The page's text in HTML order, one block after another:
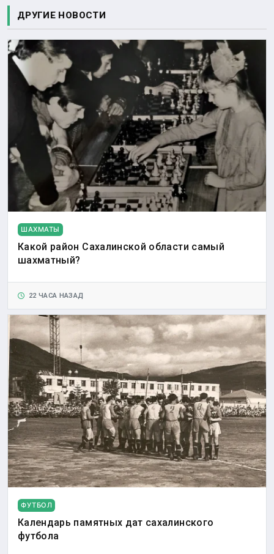
ДРУГИЕ НОВОСТИ
ШАХМАТЫ
Какой район Сахалинской области самый
шахматный?
22 ЧАСА НАЗАД
ФУТБОЛ
Календарь памятных дат сахалинского
футбола